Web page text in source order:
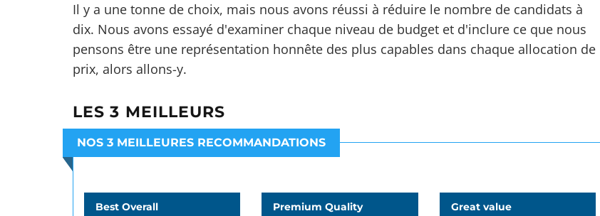
Il y a une tonne de choix, mais nous avons réussi à réduire le nombre de candidats à
dix. Nous avons essayé d'examiner chaque niveau de budget et d'inclure ce que nous
pensons être une représentation honnête des plus capables dans chaque allocation de
prix, alors allons-y.
LES 3 MEILLEURS
NOS 3 MEILLEURES RECOMMANDATIONS
Best Overall Premium Quality Great value